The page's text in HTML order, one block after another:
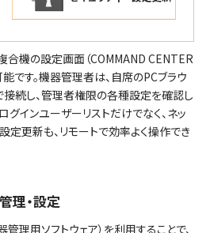
合機の設定画面（COMMAND CENTER
です。機器管理者は、自席のPCブラウ
接続し、管理者権限の各種設定を確認し
グインユーザーリストだけでなく、ネッ
定更新も、リモートで効率よく操作でき
理・設定
理用ソフトウェア）を利用することで、